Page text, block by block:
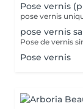
Pose vernis
pose vernis
Pose vernis